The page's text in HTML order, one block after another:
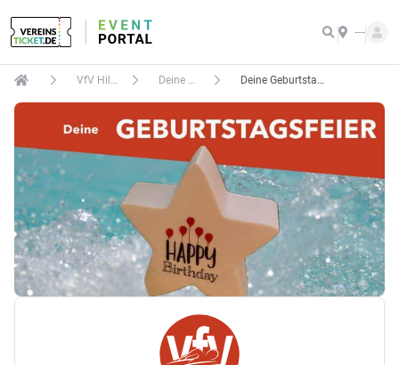
---
VfV Hildesheim e.V. Deine Geburtstagsfeier Deine Geburtstagsfeier